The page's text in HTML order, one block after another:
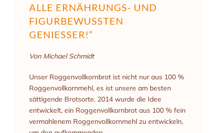
ALLE ERNÄHRUNGS- UND
FIGURBEWUSSTEN
GENIESSER!“
Von Michael Schmidt
Unser Roggenvollkornbrot ist nicht nur aus 100 %
Roggenvollkornmehl, es ist unsere am besten
sättigende Brotsorte. 2014 wurde die Idee
entwickelt, ein Roggenvollkornbrot aus 100 % fein
vermahlenem Roggenvollkornmehl zu entwickeln,